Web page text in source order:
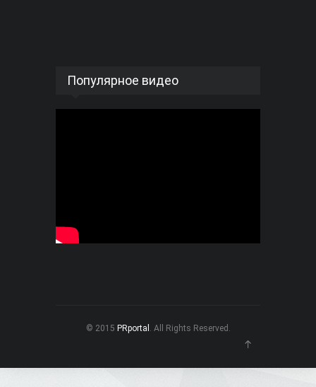
Популярное видео
© 2015 PRportal . All Rights Reserved.